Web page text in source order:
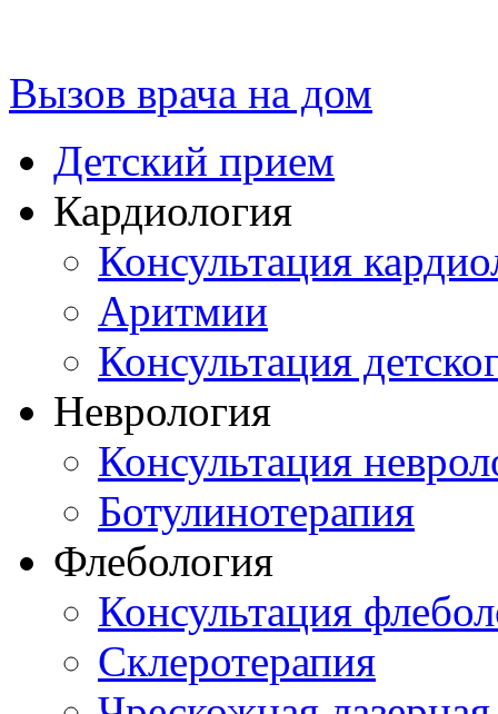
Вызов врача на дом
Детский прием
Кардиология
Консультация
Аритмии
Консультация
Неврология
Консультация
Ботулинотерапия
Флебология
Консультация
Склеротерапия